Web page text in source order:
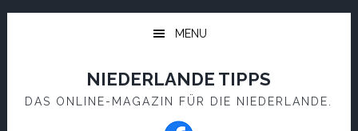
Skip
Skip
MENU
NIEDERLANDE TIPPS
DAS ONLINE-MAGAZIN FÜR DIE NIEDERLANDE.